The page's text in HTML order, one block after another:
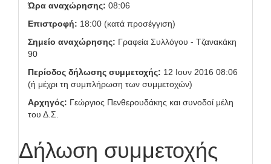
Ώρα αναχώρησης: 08:06
Επιστροφή: 18:00 (κατά προσέγγιση)
Σημείο αναχώρησης: Γραφεία Συλλόγου - Τζανακάκη
90
Περίοδος δήλωσης συμμετοχής: 12 Ιουν 2016 08:06
(ή μέχρι τη συμπλήρωση των συμμετοχών)
Αρχηγός: Γεώργιος Πενθερουδάκης και συνοδοί μέλη
του Δ.Σ.
Δήλωση συμμετοχής